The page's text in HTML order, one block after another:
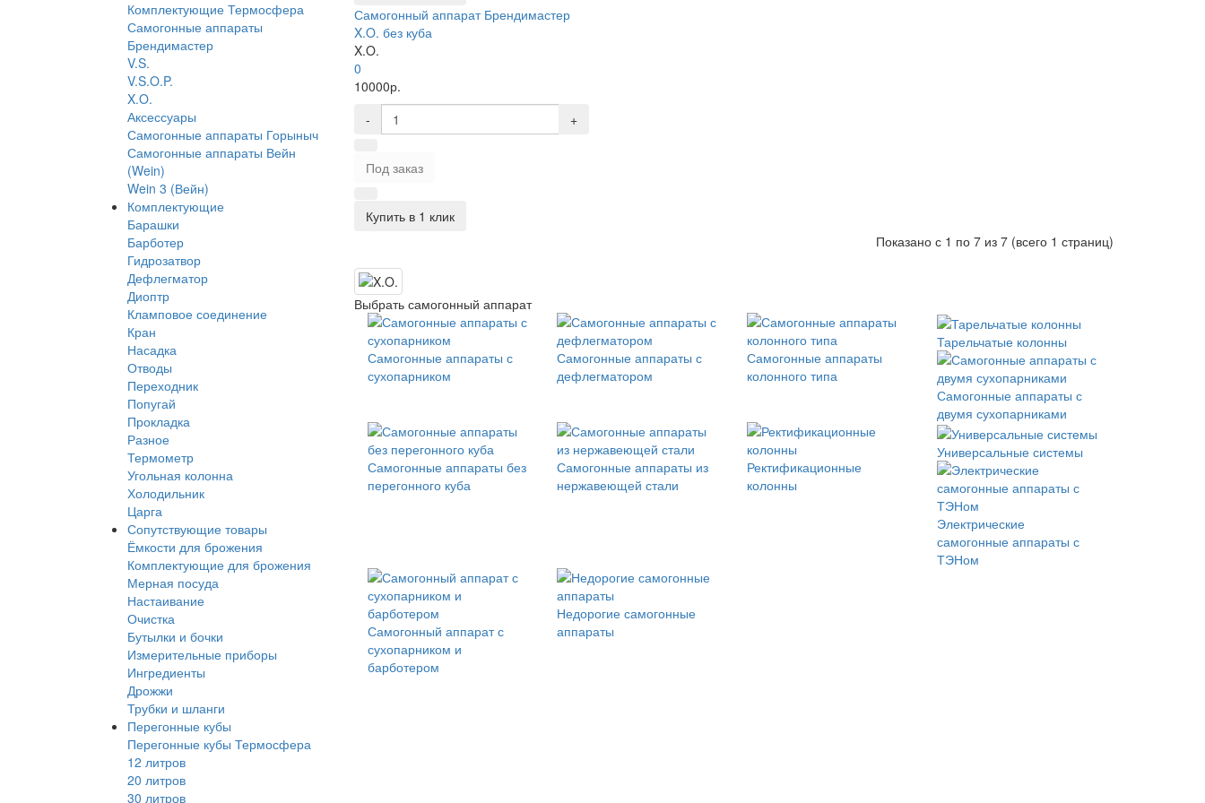
Комплектующие Термосфера
Самогонные аппараты
Брендимастер
V.S.
V.S.O.P.
X.O.
Аксессуары
Самогонные аппараты Горыныч
Самогонные аппараты Вейн
(Wein)
Wein 3 (Вейн)
Комплектующие
Барашки
Барботер
Гидрозатвор
Дефлегматор
Диоптр
Кламповое соединение
Кран
Насадка
Отводы
Переходник
Попугай
Прокладка
Разное
Термометр
Угольная колонна
Холодильник
Царга
Сопутствующие товары
Ёмкости для брожения
Комплектующие для брожения
Мерная посуда
Настаивание
Очистка
Бутылки и бочки
Измерительные приборы
Ингредиенты
Дрожжи
Трубки и шланги
Перегонные кубы
Перегонные кубы Термосфера
12 литров
20 литров
30 литров
Самогонный аппарат Брендимастер
X.O. без куба
X.O.
0
10000р.
-
+
Под заказ
Купить в 1 клик
Показано с 1 по 7 из 7 (всего 1 страниц)
Выбрать самогонный аппарат
Самогонные аппараты с
сухопарником
Самогонные аппараты с
дефлегматором
Самогонные аппараты
колонного типа
Тарельчатые колонны
Самогонные аппараты с
двумя сухопарниками
Самогонные аппараты без
перегонного куба
Самогонные аппараты из
нержавеющей стали
Ректификационные
колонны
Универсальные системы
Электрические
самогонные аппараты с
ТЭНом
Самогонный аппарат с
сухопарником и
барботером
Недорогие самогонные
аппараты